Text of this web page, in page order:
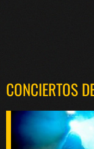
CONCIERTOS